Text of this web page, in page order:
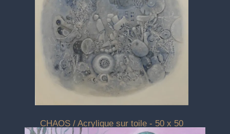
CHAOS / Acrylique sur toile - 50 x 50